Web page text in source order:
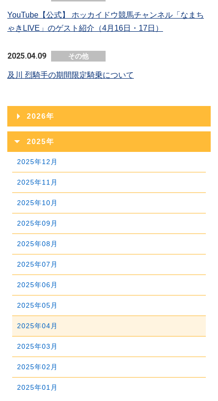
YouTube【公式】 ホッカイドウ競馬チャンネル「なまち
ゃきLIVE」のゲスト紹介（4月16日・17日）
2025.04.09 その他
及川 烈騎手の期間限定騎乗について
2026年
2026年08月
2025年
2025年12月
2025年11月
2025年10月
2025年09月
2025年08月
2025年07月
2025年06月
2025年05月
2025年04月
2025年03月
2025年02月
2025年01月